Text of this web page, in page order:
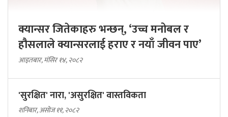
क्यान्सर जितेकाहरु भन्छन्, ‘उच्च मनोबल र
हौसलाले क्यान्सरलाई हराए र नयाँ जीवन पाए’
आइतबार, मंसिर १४, २०८२
'सुरक्षित' नारा, 'असुरक्षित' वास्तविकता
शनिबार, असोज ११, २०८२